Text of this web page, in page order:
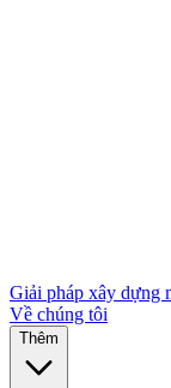
Giải pháp xây dựng
Về chúng tôi
Thêm